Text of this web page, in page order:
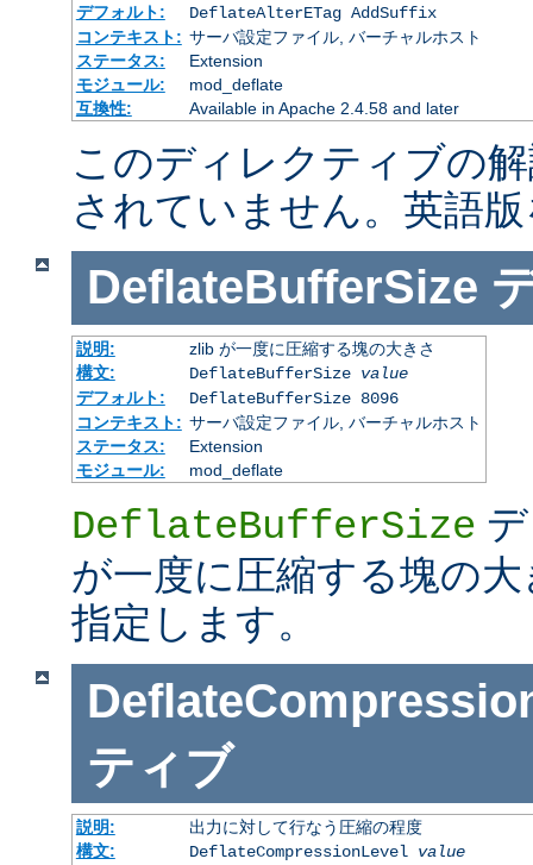
デフォルト:
DeflateAlterETag AddSuffix
コンテキスト: サーバ設定ファイル, バーチャルホスト
ステータス:
Extension
モジュール:
mod_deflate
互換性:
Available in Apache 2.4.58 and later
このディレクティブの
されていません。英語
DeflateBufferSize
説明:
zlib が一度に圧縮する塊の大きさ
構文:
DeflateBufferSize value
デフォルト:
DeflateBufferSize 8096
コンテキスト: サーバ設定ファイル, バーチャルホスト
ステータス:
Extension
モジュール:
mod_deflate
DeflateBufferSize
が一度に圧縮する塊の
指定します。
ティブ
説明:
出力に対して行なう圧縮の程度
構文:
DeflateCompressionLevel value